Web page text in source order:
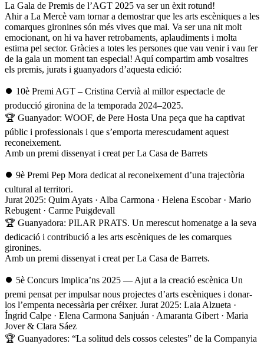
La Gala de Premis de l’AGT 2025 va ser un èxit rotund!
Ahir a La Mercè vam tornar a demostrar que les arts escèniques a les
comarques gironines són més vives que mai. Va ser una nit molt
emocionant, on hi va haver retrobaments, aplaudiments i molta
estima pel sector. Gràcies a totes les persones que vau venir i vau fer
de la gala un moment tan especial! Aquí compartim amb vosaltres
els premis, jurats i guanyadors d’aquesta edició:
⏺️ 10è Premi AGT – Cristina Cervià al millor espectacle de
producció gironina de la temporada 2024–2025.
🏆 Guanyador: WOOF, de Pere Hosta Una peça que ha captivat
públic i professionals i que s’emporta merescudament aquest
reconeixement.
Amb un premi dissenyat i creat per La Casa de Barrets
⏺️ 9è Premi Pep Mora dedicat al reconeixement d’una trajectòria
cultural al territori.
Jurat 2025: Quim Ayats · Alba Carmona · Helena Escobar · Mario
Rebugent · Carme Puigdevall
🏆 Guanyadora: PILAR PRATS. Un merescut homenatge a la seva
dedicació i contribució a les arts escèniques de les comarques
gironines.
Amb un premi dissenyat i creat per La Casa de Barrets.
⏺️ 5è Concurs Implica’ns 2025 — Ajut a la creació escènica Un
premi pensat per impulsar nous projectes d’arts escèniques i donar-
los l’empenta necessària per créixer. Jurat 2025: Laia Alzueta ·
Íngrid Calpe · Elena Carmona Sanjuán · Amaranta Gibert · Maria
Jover & Clara Sáez
🏆 Guanyadores: “La solitud dels cossos celestes” de la Companyia